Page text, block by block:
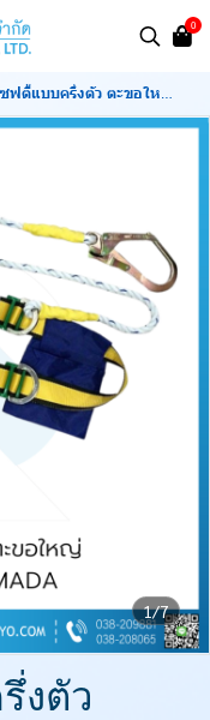
0
บครึ่งตัว ตะขอใหญ่ รุ่น W737B Yamada
1/7
งตัว